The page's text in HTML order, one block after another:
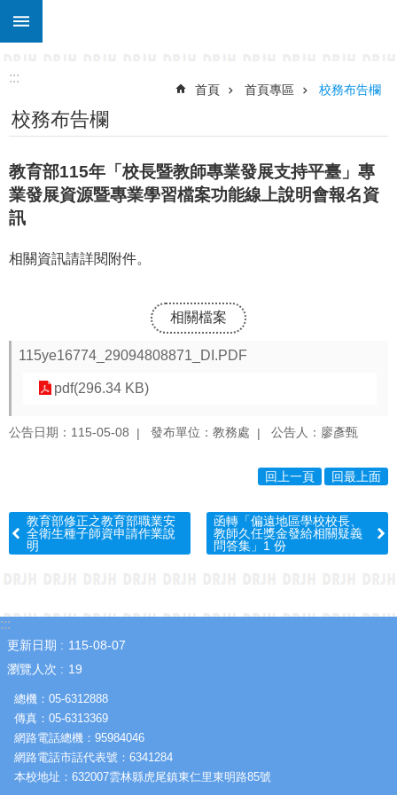
跳到主要內容區塊
搜
尋
關
於
仁
行
政
室
區
成
果
專
區
區
熱
門
關
鍵
字
網
:::
首頁 首頁專區 校務布告欄
校務布告欄
教育部115年「校長暨教師專業發展支持平臺」專
業發展資源暨專業學習檔案功能線上說明會報名資
訊
相關資訊請詳閱附件。
相關檔案
115ye16774_29094808871_DI.PDF
pdf(296.34 KB)
公告日期：115-05-08 發布單位：教務處 公告人：廖彥甄
回上一頁 回最上面
教育部修正之教育部職業安
全衛生種子師資申請作業說
明
函轉「偏遠地區學校校長、
教師久任獎金發給相關疑義
問答集」1 份
:::
更新日期
115-08-07
瀏覽人次
19
總機：05-6312888
傳真：05-6313369
網路電話總機：95984046
網路電話市話代表號：6341284
本校地址：632007雲林縣虎尾鎮東仁里東明路85號